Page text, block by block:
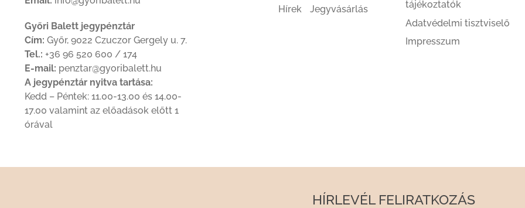
Győri Balett jegypénztár
Cím: Győr, 9022 Czuczor Gergely u. 7.
Tel.: +36 96 520 600 / 174
E-mail: penztar@gyoribalett.hu
A jegypénztár nyitva tartása:
Kedd – Péntek: 11.00-13.00 és 14.00-
17.00 valamint az előadások előtt 1
órával
Hírek
Jegyvásárlás
tájékoztatók
Adatvédelmi tisztviselő
Impresszum
HÍRLEVÉL FELIRATKOZÁS